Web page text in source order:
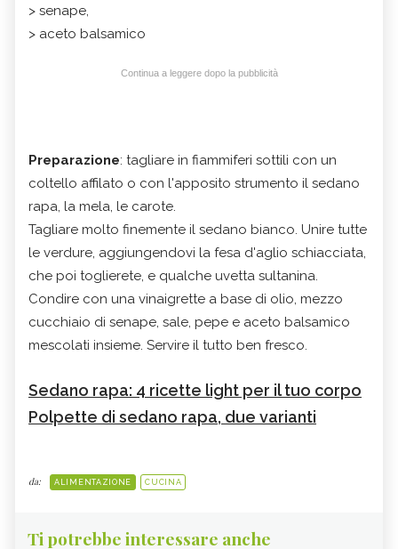
> senape,
> aceto balsamico
Continua a leggere dopo la pubblicità
Preparazione: tagliare in fiammiferi sottili con un
coltello affilato o con l'apposito strumento il sedano
rapa, la mela, le carote.
Tagliare molto finemente il sedano bianco. Unire tutte
le verdure, aggiungendovi la fesa d'aglio schiacciata,
che poi toglierete, e qualche uvetta sultanina.
Condire con una vinaigrette a base di olio, mezzo
cucchiaio di senape, sale, pepe e aceto balsamico
mescolati insieme. Servire il tutto ben fresco.
Sedano rapa: 4 ricette light per il tuo corpo
Polpette di sedano rapa, due varianti
da: ALIMENTAZIONE CUCINA
Ti potrebbe interessare anche